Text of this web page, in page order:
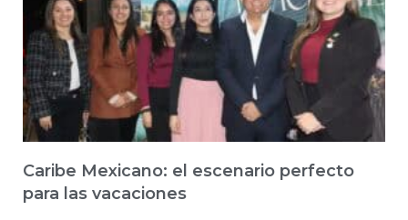
Caribe Mexicano: el escenario perfecto
para las vacaciones